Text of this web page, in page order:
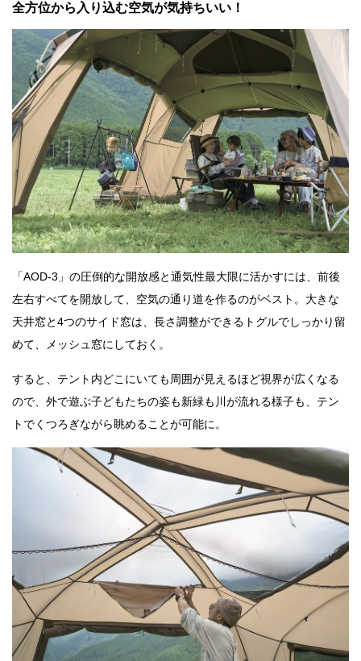
全方位から入り込む空気が気持ちいい！
「AOD-3」の圧倒的な開放感と通気性最大限に活かすには、前後
左右すべてを開放して、空気の通り道を作るのがベスト。大きな
天井窓と4つのサイド窓は、長さ調整ができるトグルでしっかり留
めて、メッシュ窓にしておく。
すると、テント内どこにいても周囲が見えるほど視界が広くなる
ので、外で遊ぶ子どもたちの姿も新緑も川が流れる様子も、テン
トでくつろぎながら眺めることが可能に。